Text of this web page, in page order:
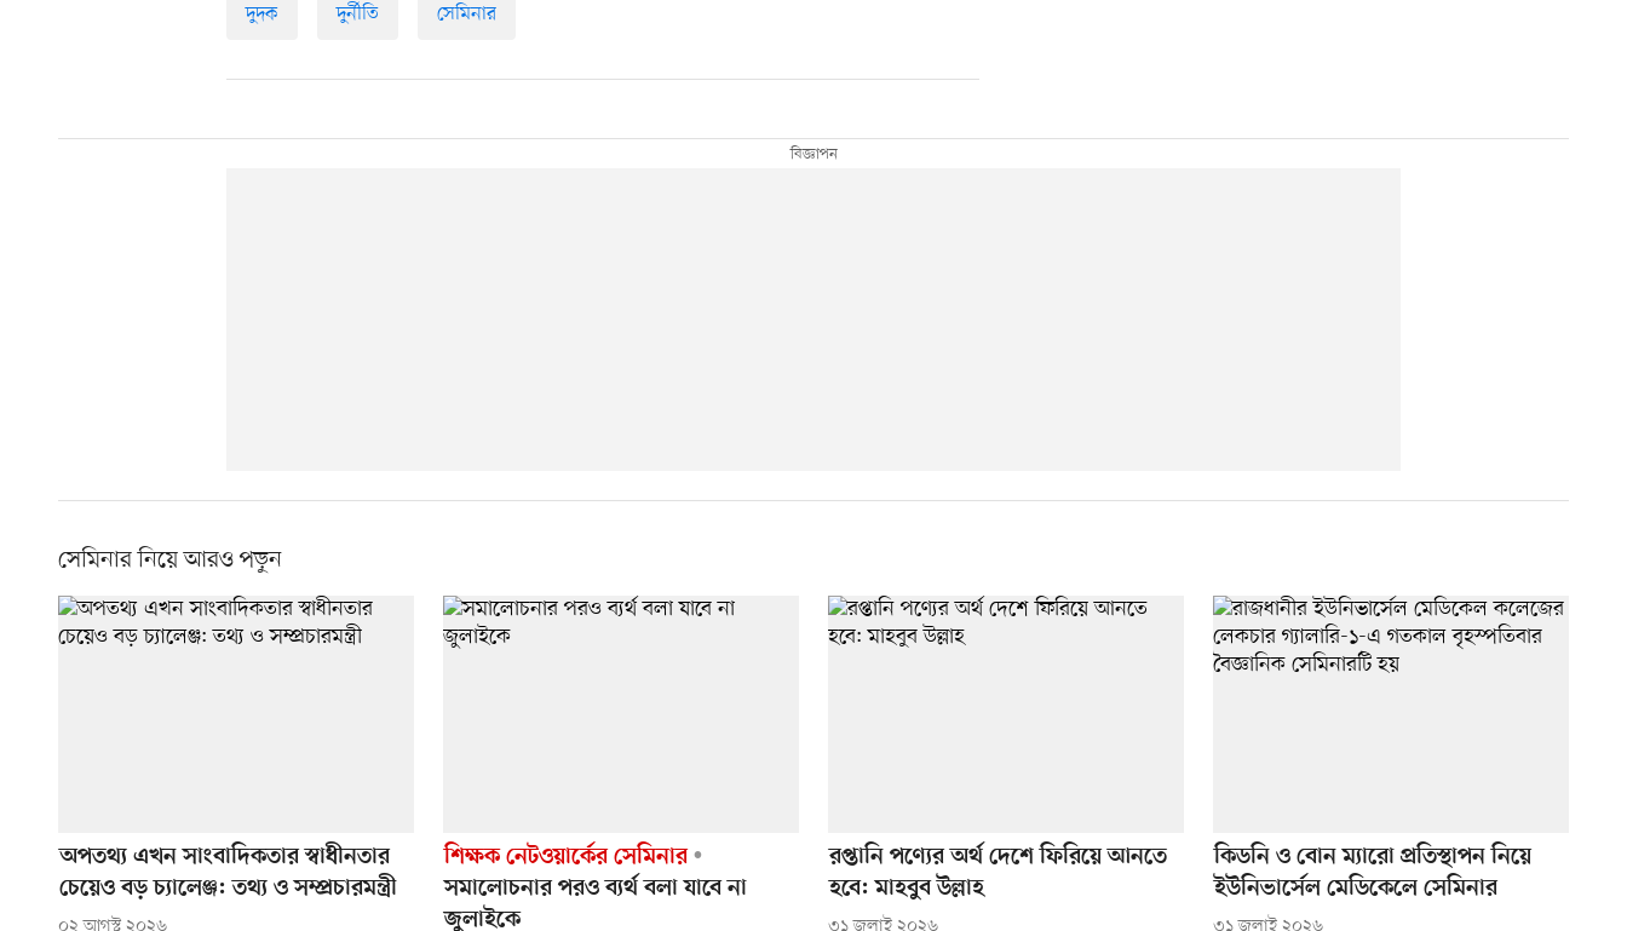
দুদক দুর্নীতি সেমিনার
সেমিনার নিয়ে আরও পড়ুন
অপতথ্য এখন সাংবাদিকতার স্বাধীনতার
চেয়েও বড় চ্যালেঞ্জ: তথ্য ও সম্প্রচারমন্ত্রী
শিক্ষক নেটওয়ার্কের সেমিনার
সমালোচনার পরও ব্যর্থ বলা যাবে না
জুলাইকে
রপ্তানি পণ্যের অর্থ দেশে ফিরিয়ে আনতে
হবে: মাহবুব উল্লাহ
কিডনি ও বোন ম্যারো প্রতিস্থাপন নিয়ে
ইউনিভার্সেল মেডিকেলে সেমিনার